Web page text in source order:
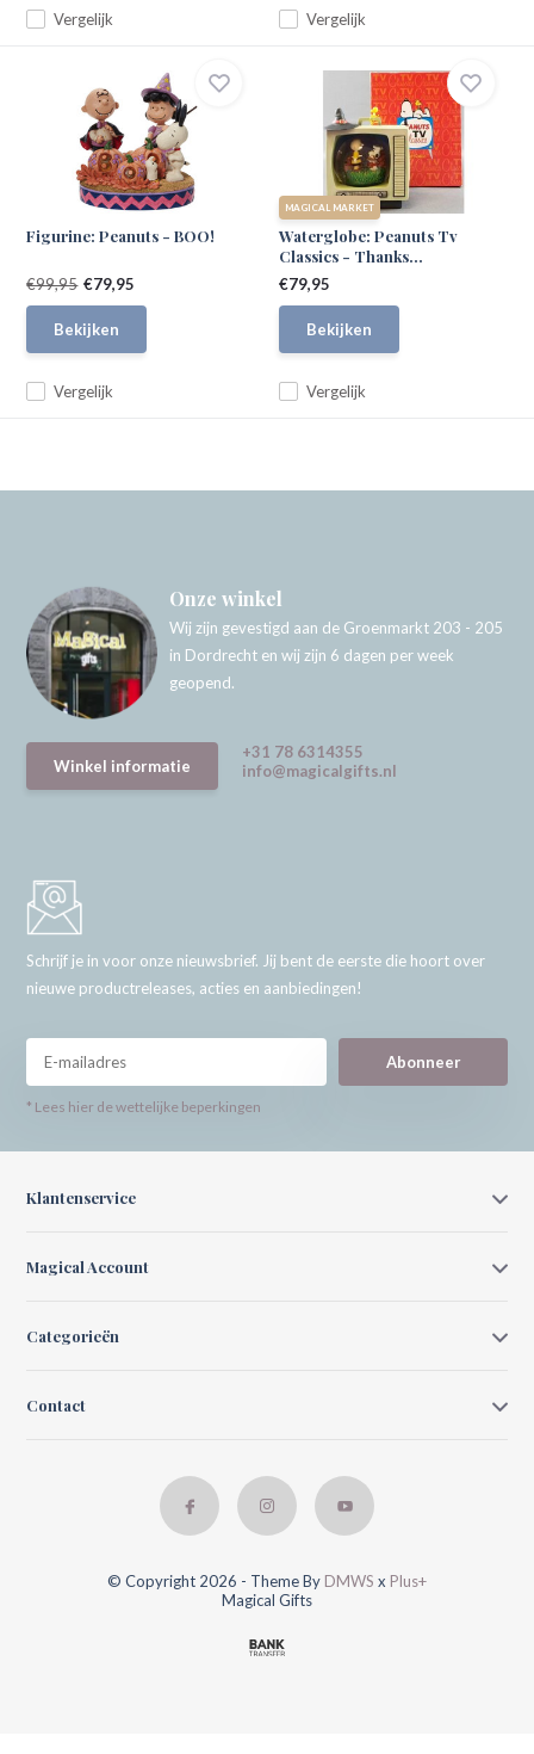
Vergelijk Vergelijk
Figurine: Peanuts - BOO!
Vergelijk
€99,95 €79,95
Bekijken
MAGICAL MARKET
Waterglobe: Peanuts Tv
Classics - Thanks...
Vergelijk
€79,95
Bekijken
Onze winkel
Wij zijn gevestigd aan de Groenmarkt 203 - 205
in Dordrecht en wij zijn 6 dagen per week
geopend.
Winkel informatie
+31 78 6314355
info@magicalgifts.nl
Schrijf je in voor onze nieuwsbrief. Jij bent de eerste die hoort over
nieuwe productreleases, acties en aanbiedingen!
Abonneer
* Lees hier de wettelijke beperkingen
Klantenservice
Magical Account
Categorieën
Contact
© Copyright 2026 - Theme By DMWS x Plus+
Magical Gifts